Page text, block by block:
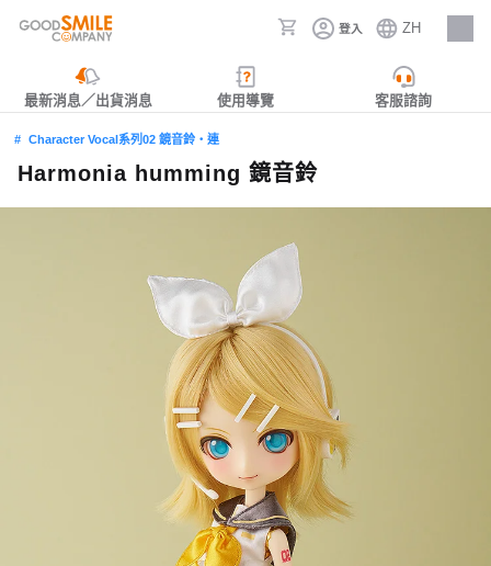
登入 ZH
人才招募
最新消息／出貨消息 使用導覽 客服諮詢
Character Vocal系列02 鏡音鈴‧連
Harmonia humming 鏡音鈴